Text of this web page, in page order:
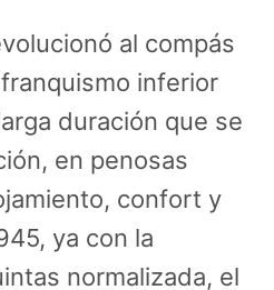
al compás
inferior
duración que se
en penosas
confort y
ya con la
normalizada, el